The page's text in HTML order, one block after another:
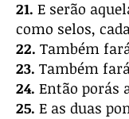
21. E serão
como selos,
22. Também
23. Também
24. Então porás
25. E as duas